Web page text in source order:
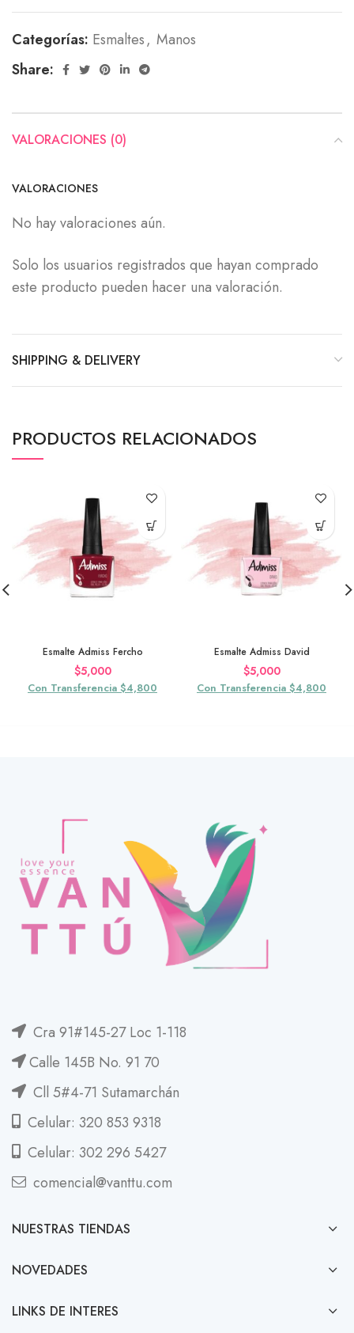
Categorías: Esmaltes, Manos
Share:
VALORACIONES (0)
VALORACIONES
No hay valoraciones aún.
Solo los usuarios registrados que hayan comprado
este producto pueden hacer una valoración.
SHIPPING & DELIVERY
PRODUCTOS RELACIONADOS
Esmalte Admiss Fercho
$5,000
Con Transferencia $4,800
Esmalte Admiss David
$5,000
Con Transferencia $4,800
Cra 91#145-27 Loc 1-118
Calle 145B No. 91 70
Cll 5#4-71 Sutamarchán
Celular: 320 853 9318
Celular: 302 296 5427
comencial@vanttu.com
NUESTRAS TIENDAS
NOVEDADES
LINKS DE INTERES